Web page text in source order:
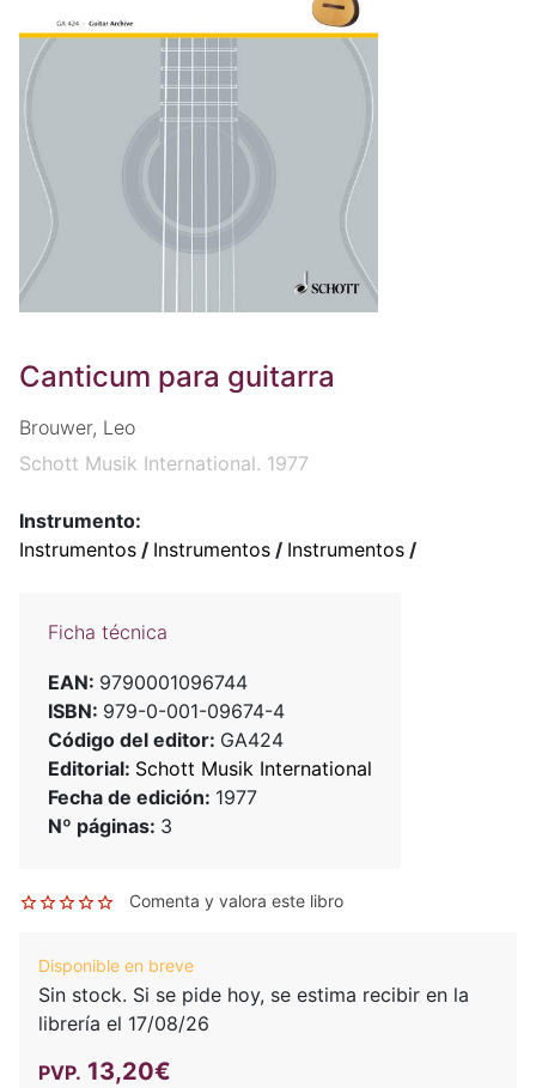
Canticum para guitarra
Brouwer, Leo
Schott Musik International. 1977
Instrumento:
Instrumentos / Instrumentos / Instrumentos /
Ficha técnica
EAN: 9790001096744
ISBN: 979-0-001-09674-4
Código del editor: GA424
Editorial: Schott Musik International
Fecha de edición: 1977
Nº páginas: 3
Comenta y valora este libro
Disponible en breve
Sin stock. Si se pide hoy, se estima recibir en la
librería el 17/08/26
PVP. 13,20€